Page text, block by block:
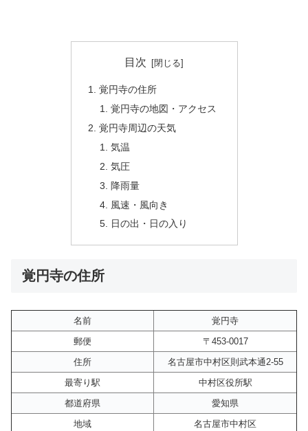
目次
覚円寺の住所
覚円寺の地図・アクセス
覚円寺周辺の天気
気温
気圧
降雨量
風速・風向き
日の出・日の入り
覚円寺の住所
名前
覚円寺
郵便
〒453-0017
住所
名古屋市中村区則武本通2-55
最寄り駅
中村区役所駅
都道府県
愛知県
地域
名古屋市中村区